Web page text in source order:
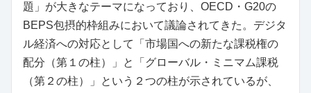
題」が大きなテーマになっており、OECD・G20の
BEPS包摂的枠組みにおいて議論されてきた。デジタ
ル経済への対応として「市場国への新たな課税権の
配分（第１の柱）」と「グローバル・ミニマム課税
（第２の柱）」という２つの柱が示されているが、